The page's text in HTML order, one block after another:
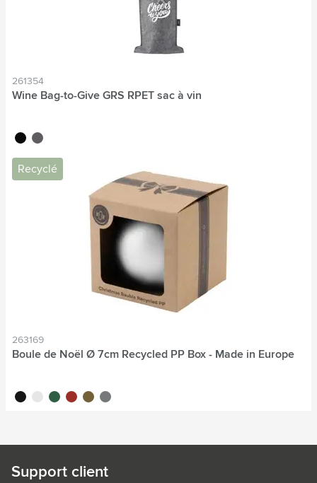
261354
Wine Bag-to-Give GRS RPET sac à vin
noir gris
Recyclé
263169
Boule de Noël Ø 7cm Recycled PP Box - Made in Europe
noir blancvert rougedoré argenté
Support client